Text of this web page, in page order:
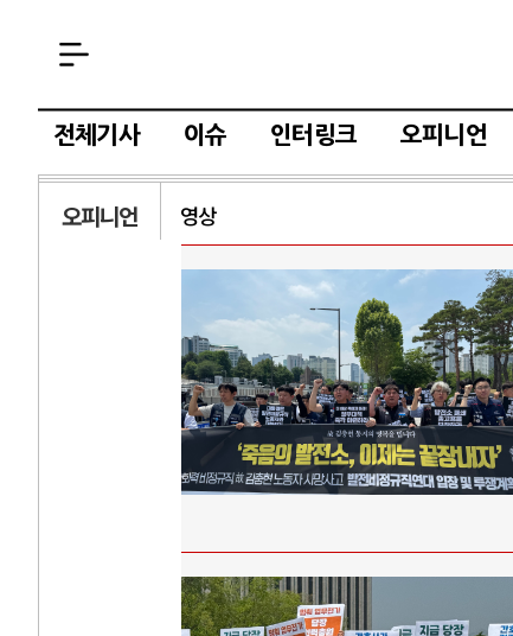
전체기사 이슈 인터링크 오피니언
오피니언 영상
러시아-우크라이나 전쟁
전쟁의 추상화: 우크라이나, 대리전의 역..
EU·우크라이나 드론 협력 직후, 러시아..
나토, 우크라 군사지원 2027년까지 공..
우크라이나, 덴마크, 에스토니아, 네덜란..